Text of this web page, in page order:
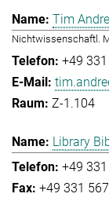
Tim
Nichtwissenschaftl.
+49
Z-1.104
Library
+49
+49 331